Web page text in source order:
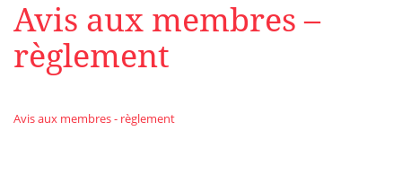
Avis aux membres –
règlement
Avis aux membres - règlement